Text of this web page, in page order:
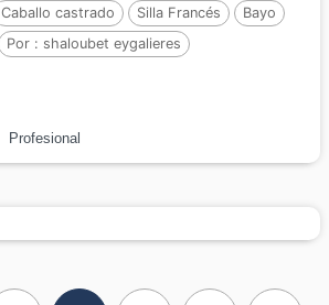
Caballo castrado Silla Francés
Bayo
Por : shaloubet eygalieres
Profesional